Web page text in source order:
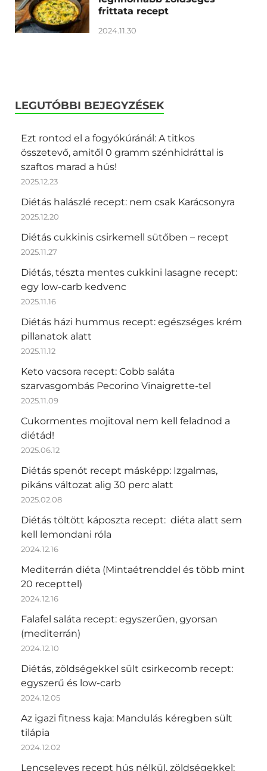
frittata recept
2024.11.30
LEGUTÓBBI BEJEGYZÉSEK
Ezt rontod el a fogyókúránál: A titkos
összetevő, amitől 0 gramm szénhidráttal is
szaftos marad a hús!
2025.12.23
Diétás halászlé recept: nem csak Karácsonyra
2025.12.20
Diétás cukkinis csirkemell sütőben – recept
2025.11.27
Diétás, tészta mentes cukkini lasagne recept:
egy low-carb kedvenc
2025.11.16
Diétás házi hummus recept: egészséges krém
pillanatok alatt
2025.11.12
Keto vacsora recept: Cobb saláta
szarvasgombás Pecorino Vinaigrette-tel
2025.11.09
Cukormentes mojitoval nem kell feladnod a
diétád!
2025.06.12
Diétás spenót recept másképp: Izgalmas,
pikáns változat alig 30 perc alatt
2025.02.08
Diétás töltött káposzta recept: diéta alatt sem
kell lemondani róla
2024.12.16
Mediterrán diéta (Mintaétrenddel és több mint
20 recepttel)
2024.12.16
Falafel saláta recept: egyszerűen, gyorsan
(mediterrán)
2024.12.10
Diétás, zöldségekkel sült csirkecomb recept:
egyszerű és low-carb
2024.12.05
Az igazi fitness kaja: Mandulás kéregben sült
tilápia
2024.12.02
Lencseleves recept hús nélkül, zöldségekkel: